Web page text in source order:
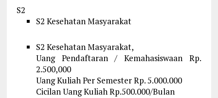
S2
S2 Kesehatan Masyarakat
S2 Kesehatan Masyarakat,
Uang Pendaftaran / Kemahasiswaan Rp.
2.500,000
Uang Kuliah Per Semester Rp. 5.000.000
Cicilan Uang Kuliah Rp.500.000/Bulan